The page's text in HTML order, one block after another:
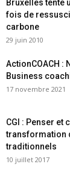
Bruxelles tente
fois de
carbone
29 juin 2010
ActionCOACH :
Business
17 novembre 2021
CGI : Penser et
transformation
traditionnels
10 juillet 2017